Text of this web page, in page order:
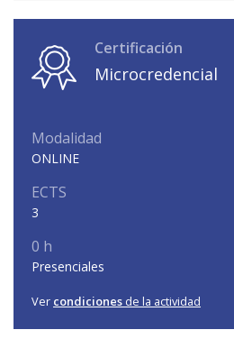
Certificación
Microcredencial
Modalidad
ONLINE
ECTS
3
0 h
Presenciales
Ver condiciones de la actividad